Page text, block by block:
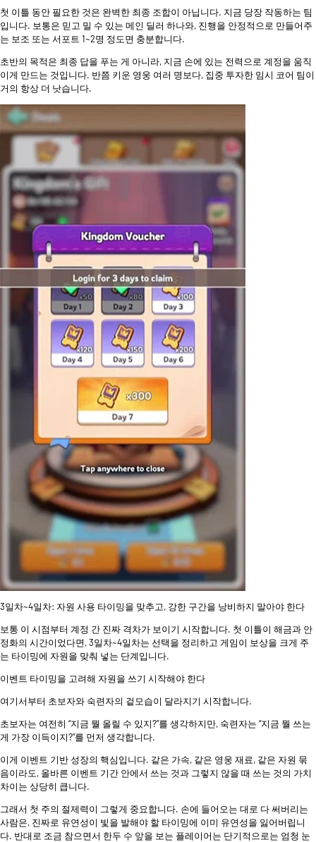
첫 이틀 동안 필요한 것은 완벽한 최종 조합이 아닙니다. 지금 당장 작동하는 팀
입니다. 보통은 믿고 밀 수 있는 메인 딜러 하나와, 진행을 안정적으로 만들어주
는 보조 또는 서포트 1~2명 정도면 충분합니다.
초반의 목적은 최종 답을 푸는 게 아니라, 지금 손에 있는 전력으로 계정을 움직
이게 만드는 것입니다. 반쯤 키운 영웅 여러 명보다, 집중 투자한 임시 코어 팀이
거의 항상 더 낫습니다.
3일차~4일차: 자원 사용 타이밍을 맞추고, 강한 구간을 낭비하지 말아야 한다
보통 이 시점부터 계정 간 진짜 격차가 보이기 시작합니다. 첫 이틀이 해금과 안
정화의 시간이었다면, 3일차~4일차는 선택을 정리하고 게임이 보상을 크게 주
는 타이밍에 자원을 맞춰 넣는 단계입니다.
이벤트 타이밍을 고려해 자원을 쓰기 시작해야 한다
여기서부터 초보자와 숙련자의 겉모습이 달라지기 시작합니다.
초보자는 여전히 “지금 뭘 올릴 수 있지?”를 생각하지만, 숙련자는 “지금 뭘 쓰는
게 가장 이득이지?”를 먼저 생각합니다.
이게 이벤트 기반 성장의 핵심입니다. 같은 가속, 같은 영웅 재료, 같은 자원 묶
음이라도, 올바른 이벤트 기간 안에서 쓰는 것과 그렇지 않을 때 쓰는 것의 가치
차이는 상당히 큽니다.
그래서 첫 주의 절제력이 그렇게 중요합니다. 손에 들어오는 대로 다 써버리는
사람은, 진짜로 유연성이 빛을 발해야 할 타이밍에 이미 유연성을 잃어버립니
다. 반대로 조금 참으면서 한두 수 앞을 보는 플레이어는 단기적으로는 엄청 눈